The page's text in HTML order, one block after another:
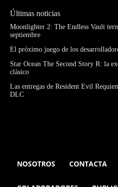
Últimas noticias
Moonlighter 2: The Endless Vault
septiembre
El próximo juego de los
Star Ocean The Second Story R: la
clásico
Las entregas de Resident Evil
DLC
NOSOTROS CONTACTA